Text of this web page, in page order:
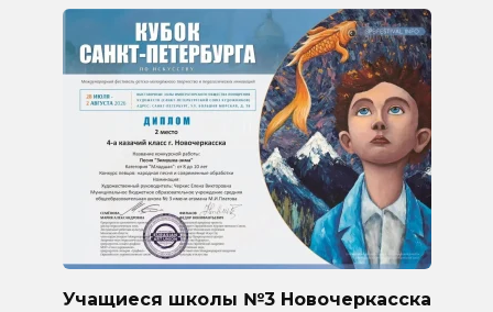
Учащиеся школы №3 Новочеркасска